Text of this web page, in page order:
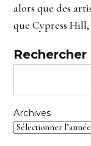
alors que des
que Cypress
Rechercher
Archives